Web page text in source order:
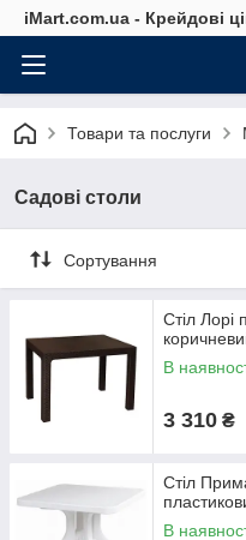
iMart.com.ua - Крейдові
Товари та послуги
Садові столи
Сортування
Стіл Лорі
В
3 310 ₴
Стіл
В